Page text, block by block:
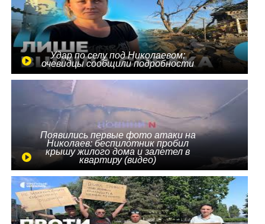
Удар по селу под Николаевом:
очевидцы сообщили подробности
Появились первые фото атаки на
Николаев: беспилотник пробил
крышу жилого дома и залетел в
квартиру (видео)